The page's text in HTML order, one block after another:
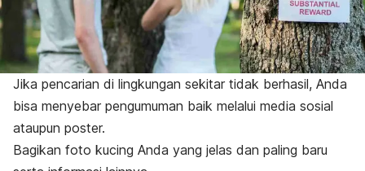
Jika pencarian di lingkungan sekitar tidak berhasil, Anda
bisa menyebar pengumuman baik melalui media sosial
ataupun poster.
Bagikan foto kucing Anda yang jelas dan paling baru